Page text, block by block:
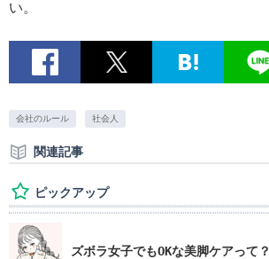
い。
会社のルール 社会人
関連記事
ピックアップ
ズボラ女子でもOKな美脚ケアって？